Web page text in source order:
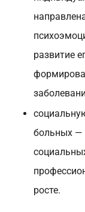
развитие
больных —
росте.